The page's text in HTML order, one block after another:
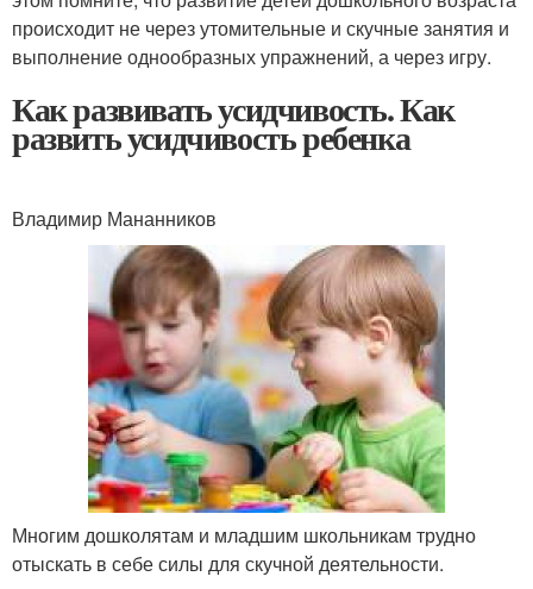
происходит не через утомительные и скучные занятия и
выполнение однообразных упражнений, а через игру.
Как развивать усидчивость. Как
развить усидчивость ребенка
Владимир Мананников
Многим дошколятам и младшим школьникам трудно
отыскать в себе силы для скучной деятельности.